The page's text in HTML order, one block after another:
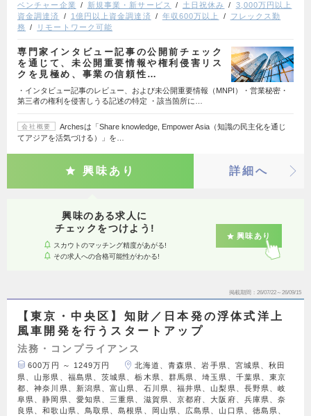
ベンチャー企業
新規事業・新サービス 土日祝休み
3,000万円以上
資金調達済
1億円以上資金調達済 年収600万以上
フレックス勤
務
リモートワーク可能
専門家インタビュー記事の公開前チェック
を通じて、未公開重要情報や権利侵害リス
クを見極め、事業の信頼性…
・インタビュー記事のレビュー、および未公開重要情報（MNPI）・営業秘密・
第三者の権利を侵害しうる記述の特定 ・該当箇所に…
会社概要
Archesは「Share knowledge, Empower Asia（知識の民主化を通じ
てアジアを活気づける）」を…
興味あり 詳細へ
興味のある求人に
チェックをつけよう!
スカウトのマッチング精度があがる!
その求人への合格可能性がわかる!
興味あり
掲載期間 26/07/22～26/09/15
【東京・中央区】知財／日本発の浮体式洋上
風車開発を行うスタートアップ
法務・コンプライアンス
600万円 ～ 1249万円
北海道、青森県、岩手県、宮城県、秋田
県、山形県、福島県、茨城県、栃木県、群馬県、埼玉県、千葉県、東京
都、神奈川県、新潟県、富山県、石川県、福井県、山梨県、長野県、岐
阜県、静岡県、愛知県、三重県、滋賀県、京都府、大阪府、兵庫県、奈
良県、和歌山県、鳥取県、島根県、岡山県、広島県、山口県、徳島県、